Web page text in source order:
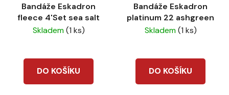
Bandáže Eskadron
fleece 4'Set sea salt
Skladem(1 ks)
DO KOŠÍKU
Bandáže Eskadron
platinum 22 ashgreen
Skladem(1 ks)
DO KOŠÍKU